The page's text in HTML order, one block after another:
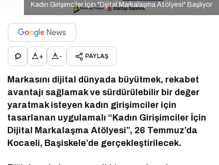
Kadın Girişimciler İçin "Dijital Markalaşma Atölyesi" Başlıyor
+ - PAYLAŞ
Markasını dijital dünyada büyütmek, rekabet
avantajı sağlamak ve sürdürülebilir bir değer
yaratmak isteyen kadın girişimciler için
tasarlanan uygulamalı “Kadın Girişimciler İçin
Dijital Markalaşma Atölyesi”, 26 Temmuz’da
Kocaeli, Başiskele’de gerçekleştirilecek.